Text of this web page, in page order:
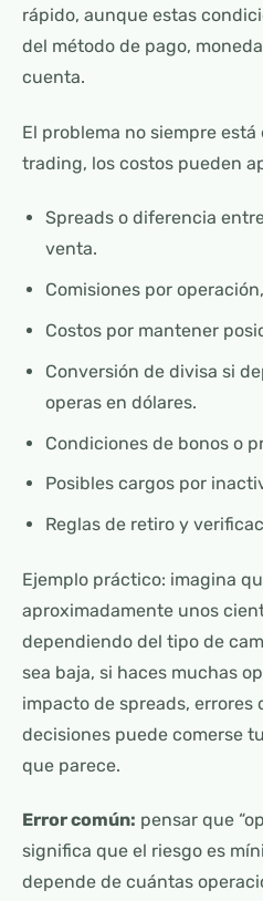
rápido, aunque estas
del método de pago,
cuenta.
El problema no siempre
trading, los costos pueden
Spreads o diferencia
venta.
Comisiones por
Costos por mantener
Conversión de divisa si
operas en dólares.
Condiciones de bonos o
Posibles cargos por
Reglas de retiro y
Ejemplo práctico: imagina
aproximadamente unos
dependiendo del tipo de
sea baja, si haces muchas
impacto de spreads, errores
decisiones puede comerse
que parece.
Error común: pensar que
significa que el riesgo es
depende de cuántas